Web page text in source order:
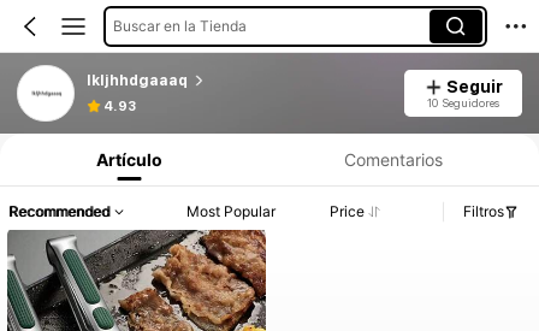
Buscar en la Tienda
lkljhhdgaaaq
4.93
Seguir
10 Seguidores
Artículo Comentarios
Recommended Most Popular Price Filtros